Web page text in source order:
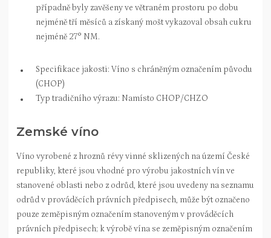
případně byly zavěšeny ve větraném prostoru po dobu
nejméně tří měsíců a získaný mošt vykazoval obsah cukru
nejméně 27° NM.
Specifikace jakosti: Víno s chráněným označením původu
(CHOP)
Typ tradičního výrazu: Namísto CHOP/CHZO
Zemské víno
Víno vyrobené z hroznů révy vinné sklizených na území České
republiky, které jsou vhodné pro výrobu jakostních vín ve
stanovené oblasti nebo z odrůd, které jsou uvedeny na seznamu
odrůd v prováděcích právních předpisech, může být označeno
pouze zeměpisným označením stanoveným v prováděcích
právních předpisech; k výrobě vína se zeměpisným označením